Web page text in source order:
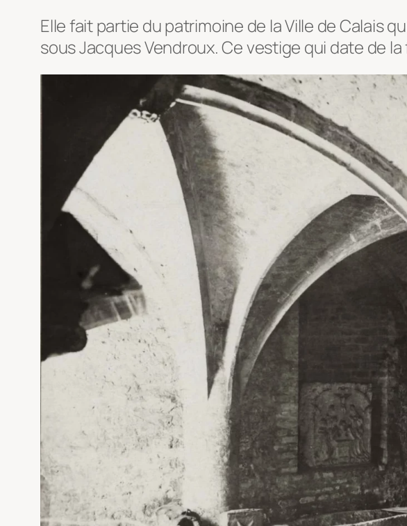
Elle fait partie du patrimoine de la Ville de Calais
sous Jacques Vendroux. Ce vestige qui date de